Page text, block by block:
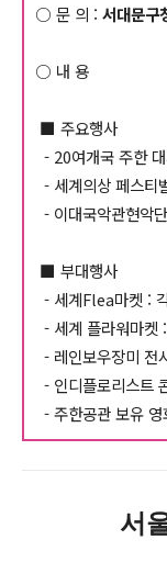
○ 문 의 : 서대문
○ 내 용
■ 주요행사
- 20여개국 주한
- 세계의상 페스티
- 이대국악관현악
■ 부대행사
- 세계Flea마켓 :
- 세계 플라워마켓
- 레인보우장미 전
- 인디플로리스트
- 주한공관 보유